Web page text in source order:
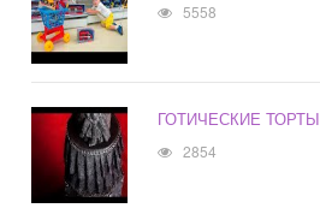
5558
ГОТИЧЕСКИЕ ТОРТЫ
2854